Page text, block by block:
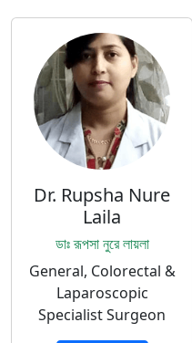
Dr. Rupsha Nure
Laila
ডাঃ রূপসা নুরে লায়লা
General, Colorectal &
Laparoscopic
Specialist Surgeon